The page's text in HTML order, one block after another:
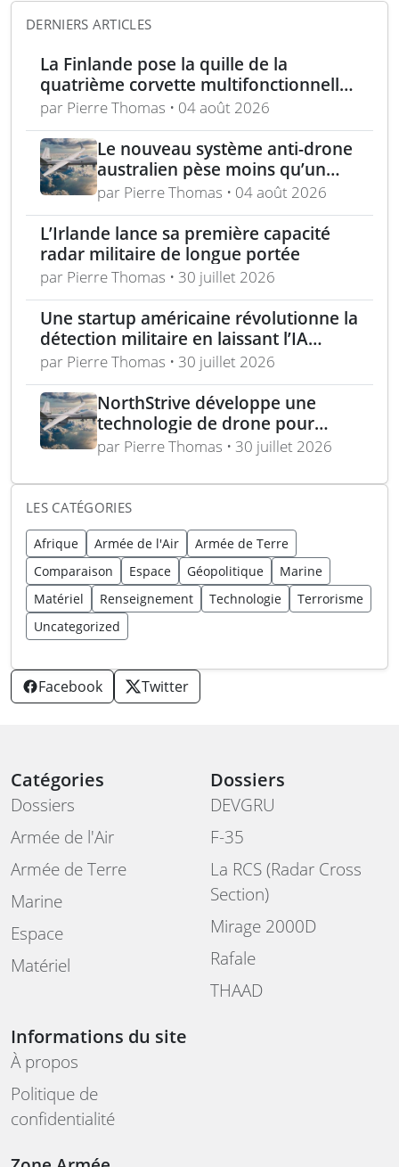
DERNIERS ARTICLES
La Finlande pose la quille de la
quatrième corvette multifonctionnelle
Pohjanmaa
par Pierre Thomas • 04 août 2026
Le nouveau système anti-drone
australien pèse moins qu’un
fusil et se tient d’une main
par Pierre Thomas • 04 août 2026
L’Irlande lance sa première capacité
radar militaire de longue portée
par Pierre Thomas • 30 juillet 2026
Une startup américaine révolutionne la
détection militaire en laissant l’IA
contrôler l’optique
par Pierre Thomas • 30 juillet 2026
NorthStrive développe une
technologie de drone pour
remorquer des charges utiles
par Pierre Thomas • 30 juillet 2026
LES CATÉGORIES
Afrique Armée de l'Air
Armée de Terre
Comparaison
Espace Géopolitique
Marine
Matériel
Renseignement Technologie
Terrorisme
Uncategorized
Facebook Twitter
Catégories
Dossiers
Armée de l'Air
Armée de Terre
Marine
Espace
Matériel
Dossiers
DEVGRU
F-35
La RCS (Radar Cross
Section)
Mirage 2000D
Rafale
THAAD
Informations du site
À propos
Politique de
confidentialité